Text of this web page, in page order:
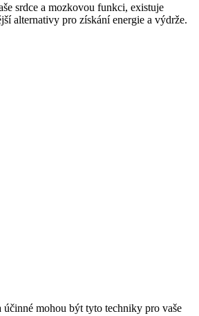
srdce a mozkovou funkci, existuje
alternativy pro získání energie a výdrže.
mohou být tyto techniky pro vaše